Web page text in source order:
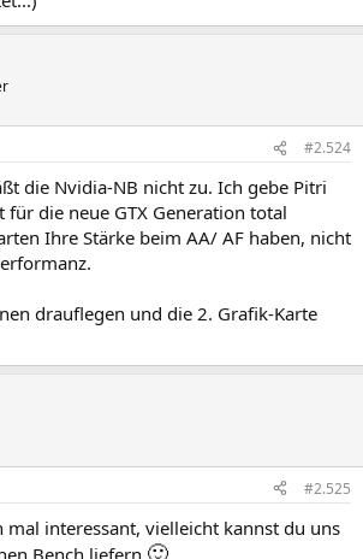
#2.524
die Nvidia-NB nicht zu. Ich gebe Pitri
für die neue GTX Generation total
Ihre Stärke beim AA/ AF haben, nicht
drauflegen und die 2. Grafik-Karte
#2.525
mal interessant, vielleicht kannst du uns
Bench liefern 🙂